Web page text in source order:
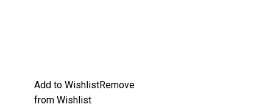
Add to WishlistRemove
from Wishlist